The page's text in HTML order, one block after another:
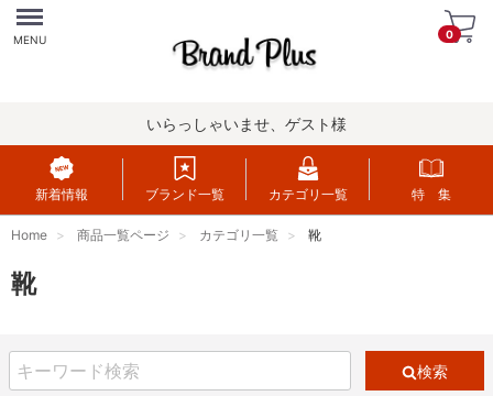
Menu
MENU 0
いらっしゃいませ、ゲスト様
新着情報 ブランド一覧 カテゴリ一覧 特 集
Home 商品一覧ページ カテゴリ一覧 靴
靴
検索